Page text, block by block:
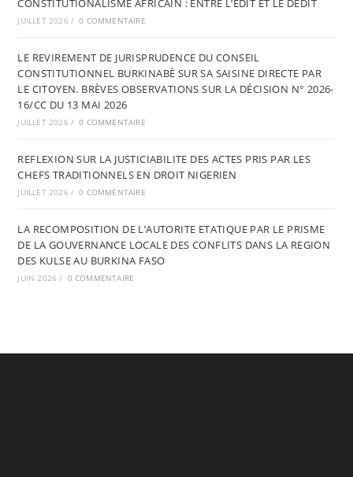
CONSTITUTIONALISME AFRICAIN : ENTRE L’EDIT ET LE DEDIT
JUILLET 2026 / 0 COMMENTAIRE
LE REVIREMENT DE JURISPRUDENCE DU CONSEIL
CONSTITUTIONNEL BURKINABÈ SUR SA SAISINE DIRECTE PAR
LE CITOYEN. BRÈVES OBSERVATIONS SUR LA DÉCISION N° 2026-
16/CC DU 13 MAI 2026
JUILLET 2026 / 0 COMMENTAIRE
REFLEXION SUR LA JUSTICIABILITE DES ACTES PRIS PAR LES
CHEFS TRADITIONNELS EN DROIT NIGERIEN
JUILLET 2026 / 0 COMMENTAIRE
LA RECOMPOSITION DE L’AUTORITE ETATIQUE PAR LE PRISME
DE LA GOUVERNANCE LOCALE DES CONFLITS DANS LA REGION
DES KULSE AU BURKINA FASO
JUIN 2026 / 0 COMMENTAIRE